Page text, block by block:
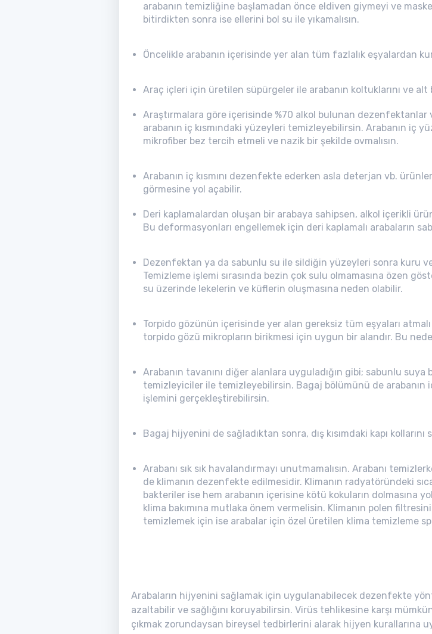
arabanın temizliğine başlamadan önce eldiven giymeyi ve
bitirdikten sonra ise ellerini bol su ile yıkamalısın.
Öncelikle arabanın içerisinde yer alan tüm fazlalık eşyalardan
Araç içleri için üretilen süpürgeler ile arabanın koltuklarını ve
Araştırmalara göre içerisinde %70 alkol bulunan
arabanın iç kısmındaki yüzeyleri temizleyebilirsin. Arabanın iç
mikrofiber bez tercih etmeli ve nazik bir şekilde ovmalısın.
Arabanın iç kısmını dezenfekte ederken asla deterjan vb.
görmesine yol açabilir.
Deri kaplamalardan oluşan bir arabaya sahipsen, alkol içerikli
Bu deformasyonları engellemek için deri kaplamalı arabaların
Dezenfektan ya da sabunlu su ile sildiğin yüzeyleri sonra kuru
Temizleme işlemi sırasında bezin çok sulu olmamasına özen
su üzerinde lekelerin ve küflerin oluşmasına neden olabilir.
Torpido gözünün içerisinde yer alan gereksiz tüm eşyaları
torpido gözü mikropların birikmesi için uygun bir alandır. Bu
Arabanın tavanını diğer alanlara uyguladığın gibi; sabunlu suya
temizleyiciler ile temizleyebilirsin. Bagaj bölümünü de arabanın
işlemini gerçekleştirebilirsin.
Bagaj hijyenini de sağladıktan sonra, dış kısımdaki kapı
Arabanı sık sık havalandırmayı unutmamalısın. Arabanı
de klimanın dezenfekte edilmesidir. Klimanın radyatöründeki
bakteriler ise hem arabanın içerisine kötü kokuların dolmasına
klima bakımına mutlaka önem vermelisin. Klimanın polen
temizlemek için ise arabalar için özel üretilen klima temizleme
Arabaların hijyenini sağlamak için uygulanabilecek dezenfekte
azaltabilir ve sağlığını koruyabilirsin. Virüs tehlikesine karşı
çıkmak zorundaysan bireysel tedbirlerini alarak hijyen kurallarına